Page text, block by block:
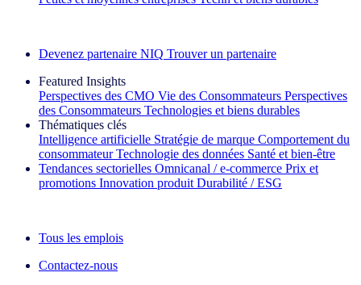
Devenez partenaire NIQ Trouver un partenaire
Featured Insights
Perspectives des CMO Vie des Consommateurs Perspectives
des Consommateurs Technologies et biens durables
Thématiques clés
Intelligence artificielle Stratégie de marque Comportement du
consommateur Technologie des données Santé et bien‑être
Tendances sectorielles Omnicanal / e‑commerce Prix et
promotions Innovation produit Durabilité / ESG
Tous les emplois
Contactez-nous